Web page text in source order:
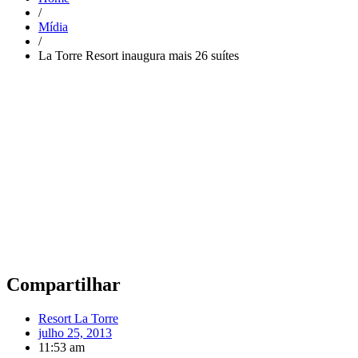
/
Mídia
/
La Torre Resort inaugura mais 26 suítes
Compartilhar
Resort La Torre
julho 25, 2013
11:53 am